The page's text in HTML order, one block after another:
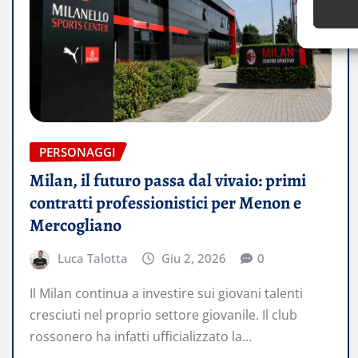
PERSONAGGI
Milan, il futuro passa dal vivaio: primi
contratti professionistici per Menon e
Mercogliano
Luca Talotta Giu 2, 2026 0
Il Milan continua a investire sui giovani talenti
cresciuti nel proprio settore giovanile. Il club
rossonero ha infatti ufficializzato la…